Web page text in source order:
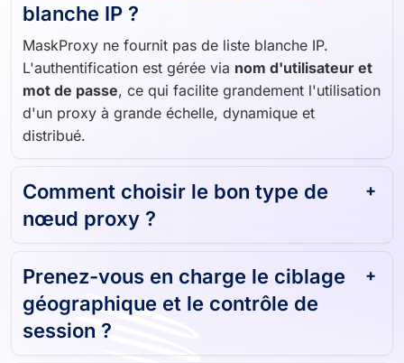
blanche IP ?
MaskProxy ne fournit pas de liste blanche IP.
L'authentification est gérée via nom d'utilisateur et
mot de passe, ce qui facilite grandement l'utilisation
d'un proxy à grande échelle, dynamique et
distribué.
Comment choisir le bon type de
nœud proxy ?
Prenez-vous en charge le ciblage
géographique et le contrôle de
session ?